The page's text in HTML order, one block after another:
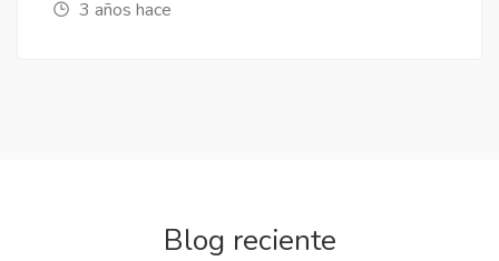
3 años hace
Blog reciente